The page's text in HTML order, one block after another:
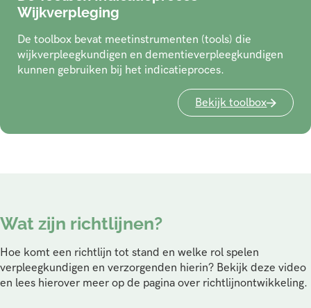
Wijkverpleging
De toolbox bevat meetinstrumenten (tools) die
wijkverpleegkundigen en dementieverpleegkundigen
kunnen gebruiken bij het indicatieproces.
Bekijk toolbox
Wat zijn richtlijnen?
Hoe komt een richtlijn tot stand en welke rol spelen
verpleegkundigen en verzorgenden hierin? Bekijk deze video
en lees hierover meer op de pagina over richtlijnontwikkeling.